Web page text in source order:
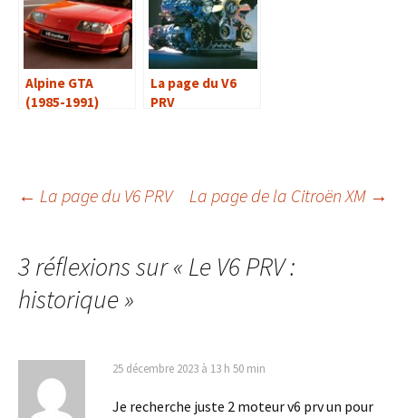
Alpine GTA
(1985-1991)
La page du V6
PRV
Navigation
des
articles
← La page du V6 PRV La page de la Citroën XM →
3 réflexions sur « Le V6 PRV :
historique»
25 décembre 2023 à 13 h 50 min
Je recherche juste 2 moteur v6 prv un pour